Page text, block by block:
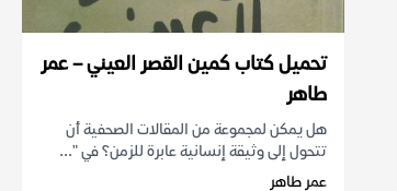
تحميل كتاب كمين القصر العيني – عمر
طاهر
هل يمكن لمجموعة من المقالات الصحفية أن
تتحول إلى وثيقة إنسانية عابرة للزمن؟ في "...
عمر طاهر